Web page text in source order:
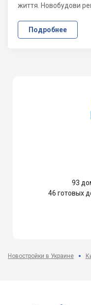
життя. Новобудови
Подробнее
93
46 готовых
Новостройки в Украине